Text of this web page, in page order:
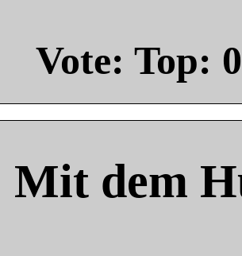
Vote: Top: 0
Mit dem